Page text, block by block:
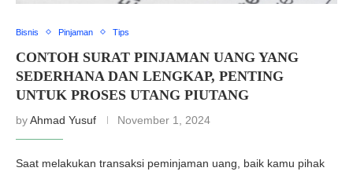
Bisnis Pinjaman Tips
CONTOH SURAT PINJAMAN UANG YANG
SEDERHANA DAN LENGKAP, PENTING
UNTUK PROSES UTANG PIUTANG
byAhmad Yusuf November 1, 2024
Saat melakukan transaksi peminjaman uang, baik kamu pihak